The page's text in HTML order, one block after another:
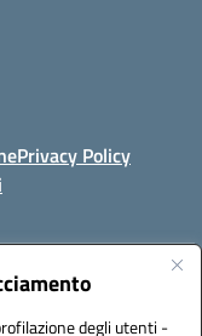
degli utenti -
Privacy Policy
Foggia